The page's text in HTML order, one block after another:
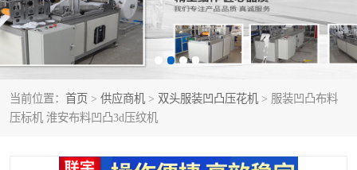
当前位置： 首页 > 供应商机 > 双头服装凹凸压花机 > 服装凹凸布料
压标机 淮安布料凹凸3d压纹机
高频热合机 超声波花边机
超声波复合压花机 凹凸压花机压标机
3040凹凸压花机 双头服装凹凸压花机